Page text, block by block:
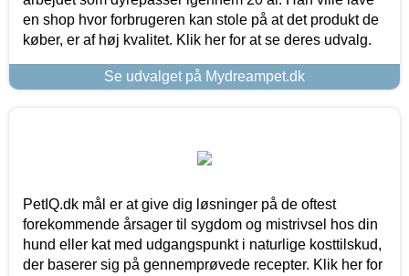
en shop hvor forbrugeren kan stole på at det produkt de
køber, er af høj kvalitet. Klik her for at se deres udvalg.
Se udvalget på Mydreampet.dk
PetIQ.dk mål er at give dig løsninger på de oftest
forekommende årsager til sygdom og mistrivsel hos din
hund eller kat med udgangspunkt i naturlige kosttilskud,
der baserer sig på gennemprøvede recepter. Klik her for